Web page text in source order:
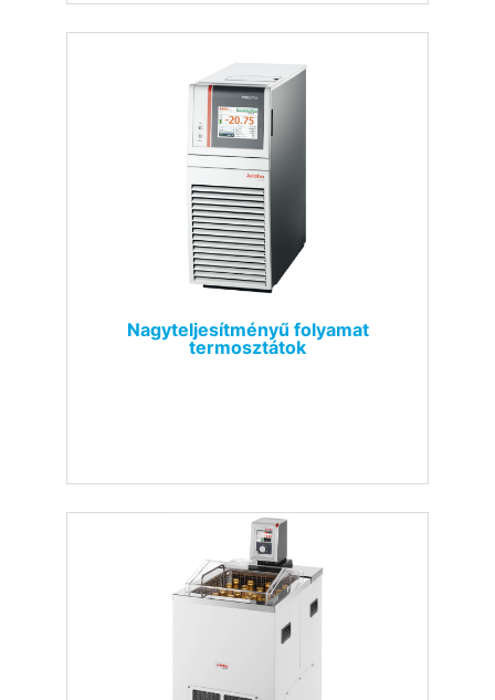
Nagyteljesítményű folyamat
termosztátok